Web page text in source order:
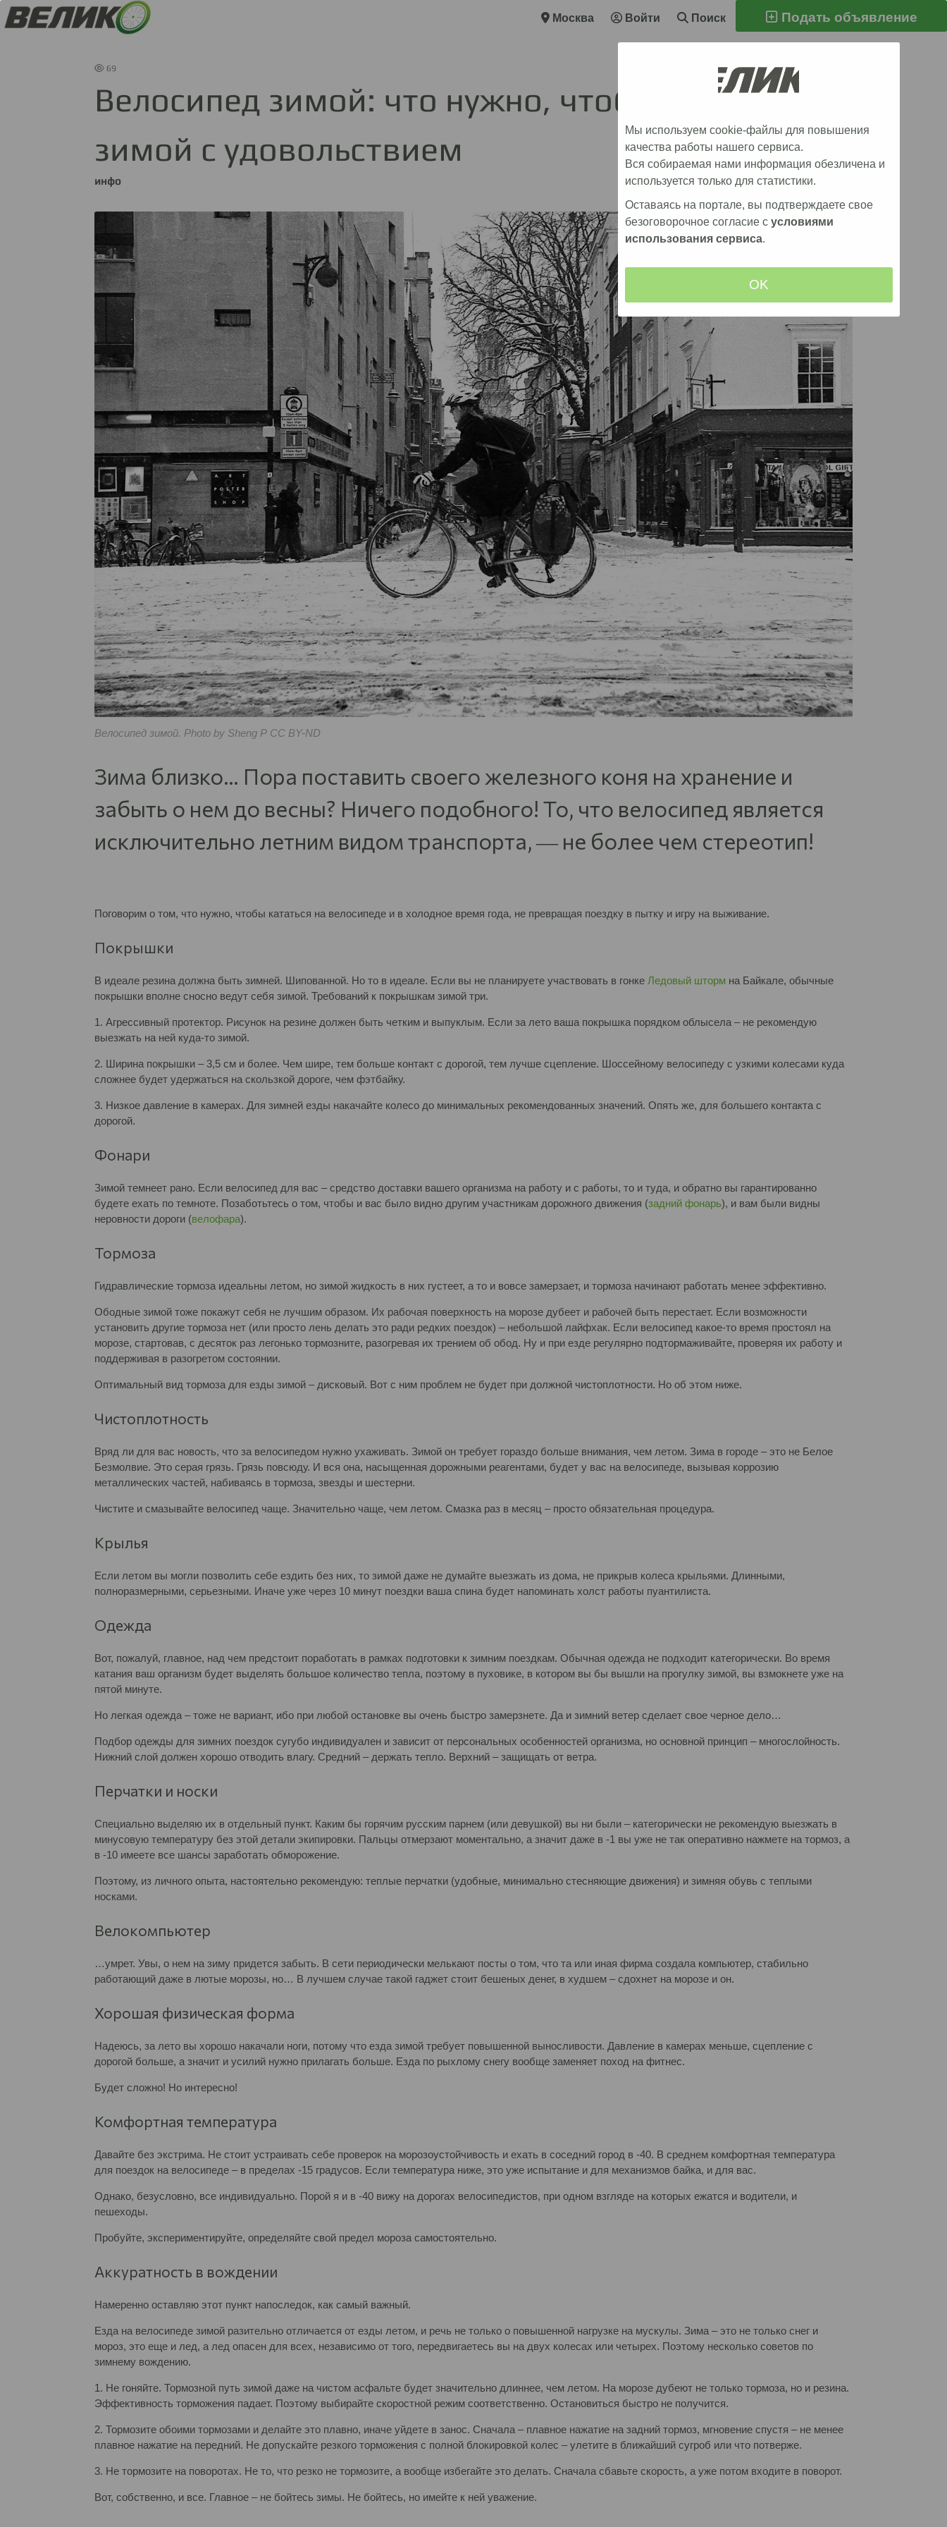
Москва Войти Поиск Подать объявление
69
Велосипед зимой: что нужно, чтобы кататься
зимой с удовольствием
инфо
Велосипед зимой. Photo by Sheng P CC BY-ND
Зима близко… Пора поставить своего железного коня на хранение и
забыть о нем до весны? Ничего подобного! То, что велосипед является
исключительно летним видом транспорта, ― не более чем стереотип!
Поговорим о том, что нужно, чтобы кататься на велосипеде и в холодное время года, не превращая поездку в пытку и игру на выживание.
Покрышки
В идеале резина должна быть зимней. Шипованной. Но то в идеале. Если вы не планируете участвовать в гонке Ледовый шторм на Байкале, обычные
покрышки вполне сносно ведут себя зимой. Требований к покрышкам зимой три.
1. Агрессивный протектор. Рисунок на резине должен быть четким и выпуклым. Если за лето ваша покрышка порядком облысела – не рекомендую
выезжать на ней куда-то зимой.
2. Ширина покрышки – 3,5 см и более. Чем шире, тем больше контакт с дорогой, тем лучше сцепление. Шоссейному велосипеду с узкими колесами куда
сложнее будет удержаться на скользкой дороге, чем фэтбайку.
3. Низкое давление в камерах. Для зимней езды накачайте колесо до минимальных рекомендованных значений. Опять же, для большего контакта с
дорогой.
Фонари
Зимой темнеет рано. Если велосипед для вас – средство доставки вашего организма на работу и с работы, то и туда, и обратно вы гарантированно
будете ехать по темноте. Позаботьтесь о том, чтобы и вас было видно другим участникам дорожного движения (задний фонарь), и вам были видны
неровности дороги (велофара).
Тормоза
Гидравлические тормоза идеальны летом, но зимой жидкость в них густеет, а то и вовсе замерзает, и тормоза начинают работать менее эффективно.
Ободные зимой тоже покажут себя не лучшим образом. Их рабочая поверхность на морозе дубеет и рабочей быть перестает. Если возможности
установить другие тормоза нет (или просто лень делать это ради редких поездок) – небольшой лайфхак. Если велосипед какое-то время простоял на
морозе, стартовав, с десяток раз легонько тормозните, разогревая их трением об обод. Ну и при езде регулярно подтормаживайте, проверяя их работу и
поддерживая в разогретом состоянии.
Оптимальный вид тормоза для езды зимой – дисковый. Вот с ним проблем не будет при должной чистоплотности. Но об этом ниже.
Чистоплотность
Вряд ли для вас новость, что за велосипедом нужно ухаживать. Зимой он требует гораздо больше внимания, чем летом. Зима в городе – это не Белое
Безмолвие. Это серая грязь. Грязь повсюду. И вся она, насыщенная дорожными реагентами, будет у вас на велосипеде, вызывая коррозию
металлических частей, набиваясь в тормоза, звезды и шестерни.
Чистите и смазывайте велосипед чаще. Значительно чаще, чем летом. Смазка раз в месяц – просто обязательная процедура.
Крылья
Если летом вы могли позволить себе ездить без них, то зимой даже не думайте выезжать из дома, не прикрыв колеса крыльями. Длинными,
полноразмерными, серьезными. Иначе уже через 10 минут поездки ваша спина будет напоминать холст работы пуантилиста.
Одежда
Вот, пожалуй, главное, над чем предстоит поработать в рамках подготовки к зимним поездкам. Обычная одежда не подходит категорически. Во время
катания ваш организм будет выделять большое количество тепла, поэтому в пуховике, в котором вы бы вышли на прогулку зимой, вы взмокнете уже на
пятой минуте.
Но легкая одежда – тоже не вариант, ибо при любой остановке вы очень быстро замерзнете. Да и зимний ветер сделает свое черное дело…
Подбор одежды для зимних поездок сугубо индивидуален и зависит от персональных особенностей организма, но основной принцип – многослойность.
Нижний слой должен хорошо отводить влагу. Средний – держать тепло. Верхний – защищать от ветра.
Перчатки и носки
Специально выделяю их в отдельный пункт. Каким бы горячим русским парнем (или девушкой) вы ни были – категорически не рекомендую выезжать в
минусовую температуру без этой детали экипировки. Пальцы отмерзают моментально, а значит даже в -1 вы уже не так оперативно нажмете на тормоз, а
в -10 имеете все шансы заработать обморожение.
Поэтому, из личного опыта, настоятельно рекомендую: теплые перчатки (удобные, минимально стесняющие движения) и зимняя обувь с теплыми
носками.
Велокомпьютер
…умрет. Увы, о нем на зиму придется забыть. В сети периодически мелькают посты о том, что та или иная фирма создала компьютер, стабильно
работающий даже в лютые морозы, но… В лучшем случае такой гаджет стоит бешеных денег, в худшем – сдохнет на морозе и он.
Хорошая физическая форма
Надеюсь, за лето вы хорошо накачали ноги, потому что езда зимой требует повышенной выносливости. Давление в камерах меньше, сцепление с
дорогой больше, а значит и усилий нужно прилагать больше. Езда по рыхлому снегу вообще заменяет поход на фитнес.
Будет сложно! Но интересно!
Комфортная температура
Давайте без экстрима. Не стоит устраивать себе проверок на морозоустойчивость и ехать в соседний город в -40. В среднем комфортная температура
для поездок на велосипеде – в пределах -15 градусов. Если температура ниже, это уже испытание и для механизмов байка, и для вас.
Однако, безусловно, все индивидуально. Порой я и в -40 вижу на дорогах велосипедистов, при одном взгляде на которых ежатся и водители, и
пешеходы.
Пробуйте, экспериментируйте, определяйте свой предел мороза самостоятельно.
Аккуратность в вождении
Намеренно оставляю этот пункт напоследок, как самый важный.
Езда на велосипеде зимой разительно отличается от езды летом, и речь не только о повышенной нагрузке на мускулы. Зима – это не только снег и
мороз, это еще и лед, а лед опасен для всех, независимо от того, передвигаетесь вы на двух колесах или четырех. Поэтому несколько советов по
зимнему вождению.
1. Не гоняйте. Тормозной путь зимой даже на чистом асфальте будет значительно длиннее, чем летом. На морозе дубеют не только тормоза, но и резина.
Эффективность торможения падает. Поэтому выбирайте скоростной режим соответственно. Остановиться быстро не получится.
2. Тормозите обоими тормозами и делайте это плавно, иначе уйдете в занос. Сначала – плавное нажатие на задний тормоз, мгновение спустя – не менее
плавное нажатие на передний. Не допускайте резкого торможения с полной блокировкой колес – улетите в ближайший сугроб или что потверже.
3. Не тормозите на поворотах. Не то, что резко не тормозите, а вообще избегайте это делать. Сначала сбавьте скорость, а уже потом входите в поворот.
Вот, собственно, и все. Главное – не бойтесь зимы. Не бойтесь, но имейте к ней уважение.
Мы используем cookie-файлы для повышения
качества работы нашего сервиса.
Вся собираемая нами информация обезличена и
используется только для статистики.
Оставаясь на портале, вы подтверждаете свое
безоговорочное согласие с условиями
использования сервиса.
OK